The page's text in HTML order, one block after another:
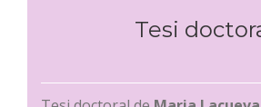
Tesi